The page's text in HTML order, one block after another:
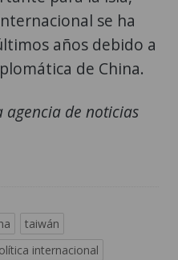
se ha
años debido a
de China.
de noticias
taiwán
internacional